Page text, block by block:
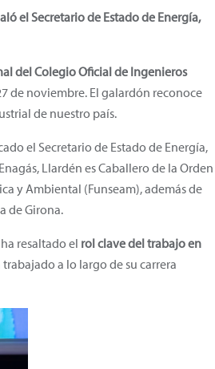
el Secretario de Estado de Energía,
del Colegio Oficial de Ingenieros
de noviembre. El galardón reconoce
de nuestro país.
el Secretario de Estado de Energía,
Llardén es Caballero de la Orden
y Ambiental (Funseam), además de
de Girona.
resaltado el rol clave del trabajo en
a lo largo de su carrera